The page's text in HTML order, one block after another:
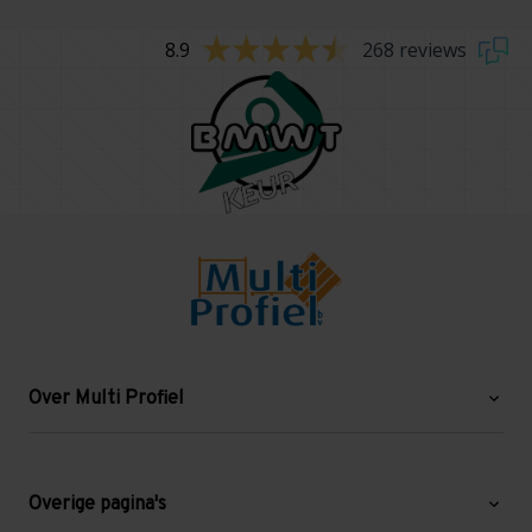
8.9 268 reviews
Over Multi Profiel
Blog
Overige pagina's